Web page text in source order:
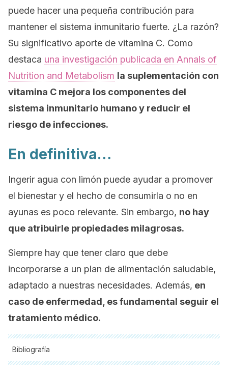
puede hacer una pequeña contribución para
mantener el sistema inmunitario fuerte. ¿La razón?
Su significativo aporte de vitamina C. Como
destaca una investigación publicada en Annals of
Nutrition and Metabolism la suplementación con
vitamina C mejora los componentes del
sistema inmunitario humano y reducir el
riesgo de infecciones.
En definitiva…
Ingerir agua con limón puede ayudar a promover
el bienestar y el hecho de consumirla o no en
ayunas es poco relevante. Sin embargo, no hay
que atribuirle propiedades milagrosas.
Siempre hay que tener claro que debe
incorporarse a un plan de alimentación saludable,
adaptado a nuestras necesidades. Además, en
caso de enfermedad, es fundamental seguir el
tratamiento médico.
Bibliografía
Todas las fuentes citadas fueron revisadas a profundidad por